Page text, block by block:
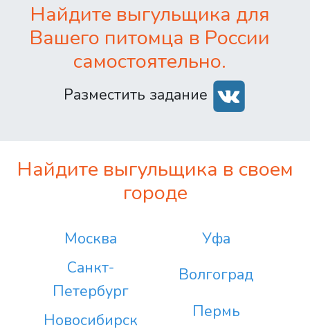
Найдите выгульщика для
Вашего питомца в России
самостоятельно.
Разместить задание
Найдите выгульщика в своем
городе
Москва
Санкт-
Петербург
Новосибирск
Уфа
Волгоград
Пермь